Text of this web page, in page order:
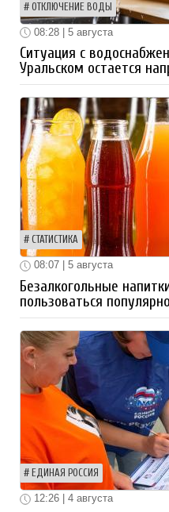
ОТКЛЮЧЕНИЕ ВОДЫ
08:28 | 5 августа
Ситуация с
Уральском остается
СТАТИСТИКА
08:07 | 5 августа
Безалкогольные
пользоваться
ЕДИНАЯ РОССИЯ
12:26 | 4 августа